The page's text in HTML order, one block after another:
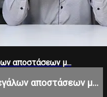
αποστάσεων μ...
αποστάσεων μ...